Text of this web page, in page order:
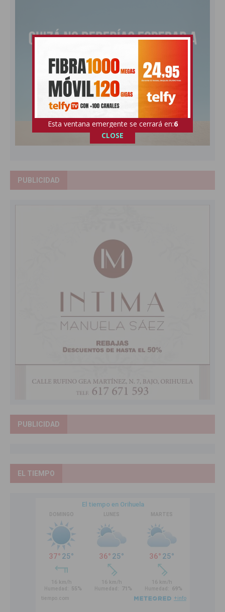
PUBLICIDAD
PUBLICIDAD
EL TIEMPO
Esta ventana emergente se cerrará en:5
CLOSE